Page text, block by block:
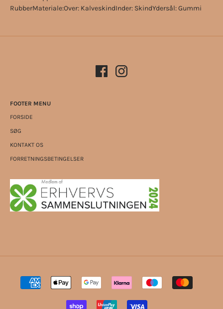
RubberMateriale:Over: KalveskindInder: SkindYdersål: Gummi
FOOTER MENU
FORSIDE
SØG
KONTAKT OS
FORRETNINGSBETINGELSER